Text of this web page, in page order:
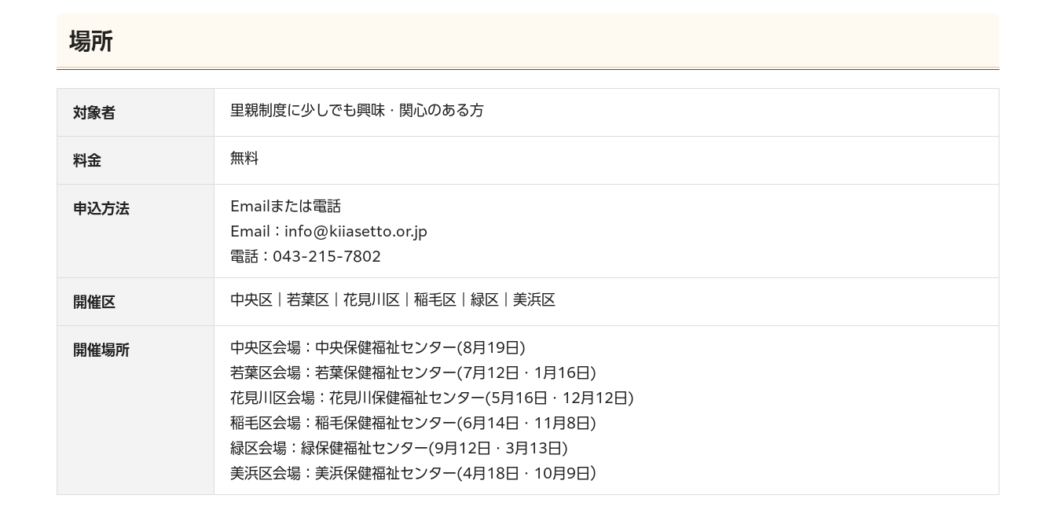
場所
対象者 里親制度に少しでも興味・関心のある方
料金 無料
申込方法
Emailまたは電話
Email：info@kiiasetto.or.jp
電話：043-215-7802
開催区 中央区｜若葉区｜花見川区｜稲毛区｜緑区｜美浜区
開催場所
中央区会場：中央保健福祉センター(8月19日)
若葉区会場：若葉保健福祉センター(7月12日・1月16日)
花見川区会場：花見川保健福祉センター(5月16日・12月12日)
稲毛区会場：稲毛保健福祉センター(6月14日・11月8日)
緑区会場：緑保健福祉センター(9月12日・3月13日)
美浜区会場：美浜保健福祉センター(4月18日・10月9日）